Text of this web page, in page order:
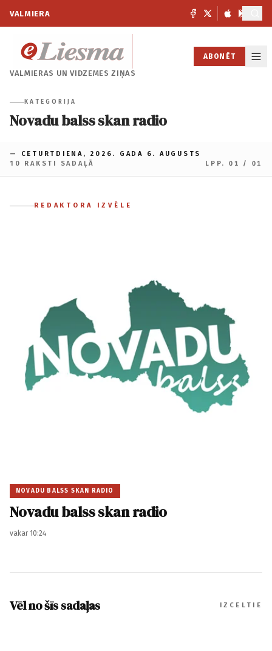
VALMIERA
VALMIERAS UNVIDZEMES ZIŅAS
ABONĒT
KATEGORIJA
Novadu balss skan radio
— CETURTDIENA, 2026. GADA 6. AUGUSTS
10 RAKSTI SADAĻĀ
LPP. 01 / 01
REDAKTORA IZVĒLE
NOVADU BALSS SKAN RADIO
Novadu balss skan radio
vakar 10:24
Vēl no šīs sadaļas IZCELTIE